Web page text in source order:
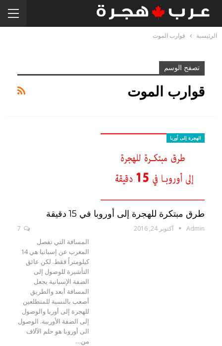
الرئيسية قوارب الموت
تصفح الوسم
قوارب الموت
الهجرة إلى أوربا
طرق مبتكرة للهجرة إلى أوروبا في 15 دقيقة
Admin أكتوبر 24, 2016
المسافة التي تفصل
المغرب عن إسبانيا هي 14
كيلومتراً فقط. لكن عائق
التأشيرة للوصول إلى
الضفة الإسبانية يجعل
المسافة أبعد والطريق
أصعب بالنسبة للمتطلعين
للهجرة إلى أوربا والوصول
إلى الضفة الأوربية. الوصول
الى أوروبا هو حلم الآلاف
من…